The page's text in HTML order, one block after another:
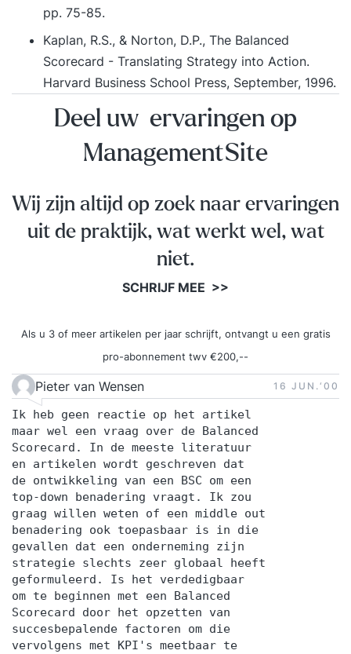
pp. 75-85.
Kaplan, R.S., & Norton, D.P., The Balanced
Scorecard - Translating Strategy into Action.
Harvard Business School Press, September, 1996.
Deel uw ervaringen op
ManagementSite
Wij zijn altijd op zoek naar ervaringen
uit de praktijk, wat werkt wel, wat
niet.
SCHRIJF MEE >>
Als u 3 of meer artikelen per jaar schrijft, ontvangt u een gratis
pro-abonnement twv €200,--
Pieter van Wensen 16 JUN.‘00
Ik heb geen reactie op het artikel
maar wel een vraag over de Balanced
Scorecard. In de meeste literatuur
en artikelen wordt geschreven dat
de ontwikkeling van een BSC om een
top-down benadering vraagt. Ik zou
graag willen weten of een middle out
benadering ook toepasbaar is in die
gevallen dat een onderneming zijn
strategie slechts zeer globaal heeft
geformuleerd. Is het verdedigbaar
om te beginnen met een Balanced
Scorecard door het opzetten van
succesbepalende factoren om die
vervolgens met KPI's meetbaar te